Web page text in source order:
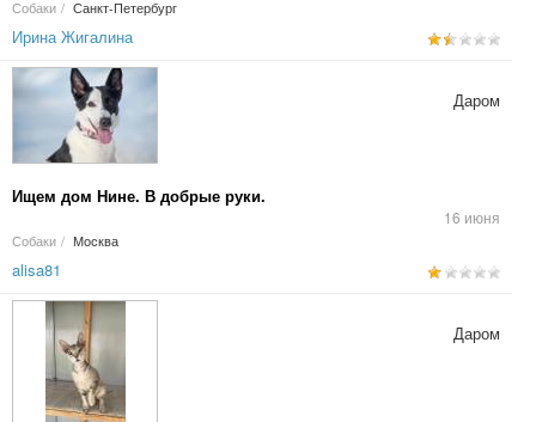
Собаки / Санкт-Петербург
Ирина Жигалина
Ищем дом Нине. В добрые руки.
16 июня
Собаки / Москва
Даром
alisa81
Даром